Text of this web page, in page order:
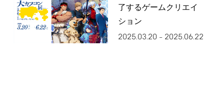
了するゲームクリエイ
ション
2025.03.20 – 2025.06.22